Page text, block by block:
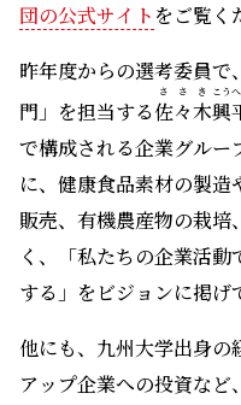
団の公式サイト をご覧く
昨年度からの選考委員
門」を担当する佐々木
ささき
興
こう
で構成される企業グルー
に、健康食品素材の製
販売、有機農産物の栽
く、「私たちの企業活
する」をビジョンに掲げ
他にも、九州大学出身の
アップ企業への投資な